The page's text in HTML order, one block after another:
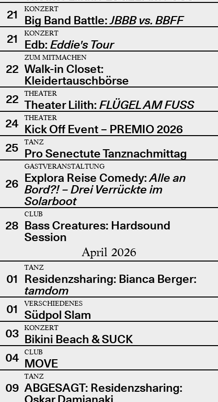
21
KONZERT
Big Band Battle:JBBB vs. BBFF
21
KONZERT
Edb: Eddie's Tour
22
ZUM MITMACHEN
Walk-in Closet:
Kleidertauschbörse
22
THEATER
Theater Lilith: FLÜGEL AM FUSS
24
THEATER
Kick Off Event – PREMIO 2026
25
TANZ
Pro Senectute Tanznachmittag
26
GASTVERANSTALTUNG
Explora Reise Comedy:Alle an
Bord?! – Drei Verrückte im
Solarboot
28
CLUB
Bass Creatures: Hardsound
Session
April 2026
01
TANZ
Residenzsharing: Bianca Berger:
tamdom
01
VERSCHIEDENES
Südpol Slam
03
KONZERT
Bikini Beach & SUCK
04
CLUB
MOVE
09
TANZ
ABGESAGT: Residenzsharing: